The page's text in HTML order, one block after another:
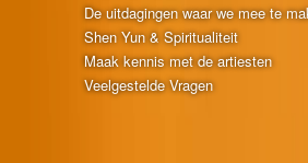
De uitdagingen waar we mee te
Shen Yun & Spiritualiteit
Maak kennis met de artiesten
Veelgestelde Vragen